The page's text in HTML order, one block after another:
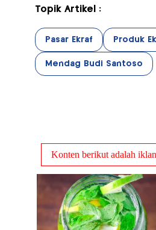
Topik Artikel :
Pasar Ekraf Produk
Mendag Budi Santoso